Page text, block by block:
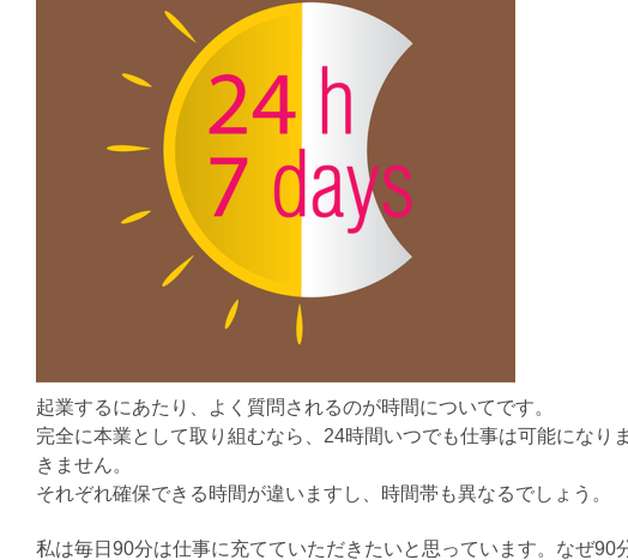
起業するにあたり、よく質問されるのが時間についてです。
完全に本業として取り組むなら、24時間いつでも仕事は可能になり
きません。
それぞれ確保できる時間が違いますし、時間帯も異なるでしょう。
私は毎日90分は仕事に充てていただきたいと思っています。なぜ90